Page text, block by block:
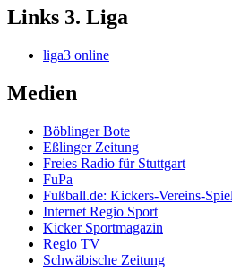
Links 3. Liga
liga3 online
Medien
Böblinger Bote
Eßlinger Zeitung
Freies Radio für Stuttgart
FuPa
Fußball.de: Kickers-Vereins-
Internet Regio Sport
Kicker Sportmagazin
Regio TV
Schwäbische Zeitung